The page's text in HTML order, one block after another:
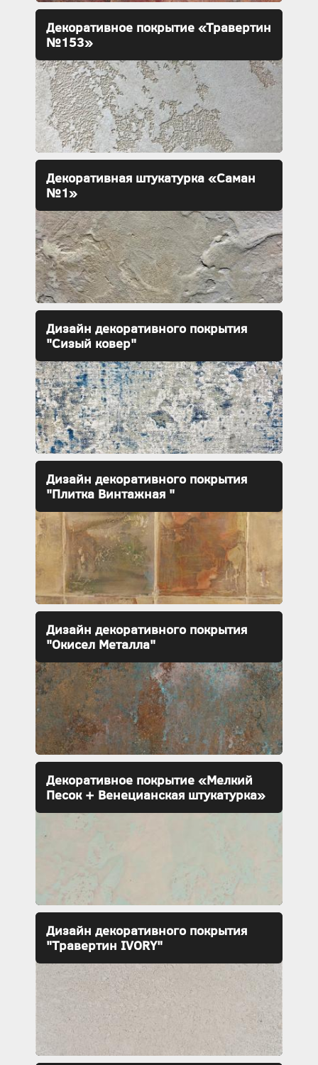
Декоративное покрытие «Травертин
№153»
Декоративная штукатурка «Саман
№1»
Дизайн декоративного покрытия
"Сизый ковер"
Дизайн декоративного покрытия
"Плитка Винтажная "
Дизайн декоративного покрытия
"Окисел Металла"
Декоративное покрытие «Мелкий
Песок + Венецианская штукатурка»
Дизайн декоративного покрытия
"Травертин IVORY"